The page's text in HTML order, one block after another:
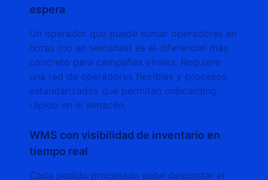
espera
Un operador que puede sumar operadores en
horas (no en semanas) es el diferencial más
concreto para campañas virales. Requiere
una red de operadores flexibles y procesos
estandarizados que permitan onboarding
rápido en el almacén.
WMS con visibilidad de inventario en
tiempo real
Cada pedido procesado debe descontar el